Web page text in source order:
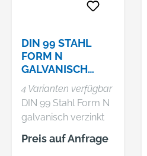
DIN 99 STAHL
FORM N
GALVANISCH
VERZINKT
KEGELGRIFFE MIT
GRIFFAUFNAHME
DURCH GEWI
4 Varianten verfügbar
DIN 99 Stahl Form N
galvanisch verzinkt
Kegelgriffe mit
Griffaufnahme durch
Preis auf Anfrage